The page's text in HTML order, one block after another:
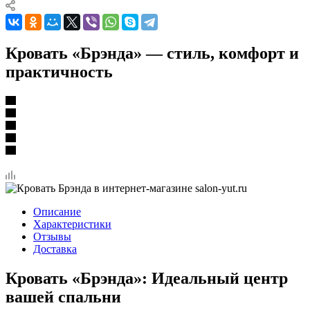
Кровать «Брэнда» — стиль, комфорт и
практичность
Описание
Характеристики
Отзывы
Доставка
Кровать «Брэнда»: Идеальный центр
вашей спальни